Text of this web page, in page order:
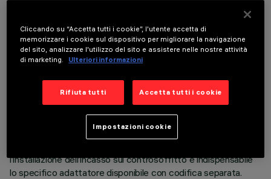
DATI TECNICI
Apparecchio miniaturizzato lineare ad incasso a 15 elementi
ottici per sorgenti LED - ottica fissa. Corpo in alluminio
l’installazione dell’incasso sul controsoffitto è indispensabile
lo specifico adattatore disponibile con codifica separata.
Cliccando su “Accetta tutti i cookie”, l'utente accetta di
memorizzare i cookie sul dispositivo per migliorare la navigazione
del sito, analizzare l'utilizzo del sito e assistere nelle nostre attività
di marketing.
Ulteriori informazioni
Rifiuta tutti Accetta tutti i cookie
Impostazioni cookie